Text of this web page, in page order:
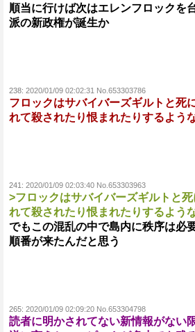
順当に行けば次はエレンフロックを
派の新政権が誕生か
238: 2020/01/09 02:02:31 No.653303786
フロックはサバイバーズギルトと死
れて殺されたり恨まれたりするよう
241: 2020/01/09 02:03:40 No.653303963
>フロックはサバイバーズギルトと
れて殺されたり恨まれたりするよう
でもこの混乱の中で島内に秩序は必
順番が来たんだと思う
265: 2020/01/09 02:09:20 No.653304798
読者に明かされてない新情報がない